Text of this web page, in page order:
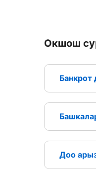
Окшош
Доо